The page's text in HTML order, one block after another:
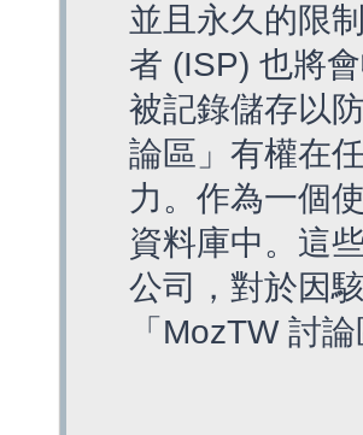
並且永久的限
者 (ISP) 也將
被記錄儲存以
論區」有權在
力。作為一個
資料庫中。這
公司，對於因
「MozTW 討